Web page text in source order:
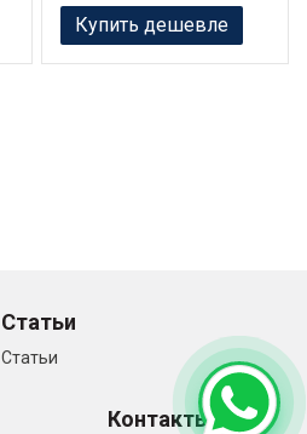
Купить дешевле
Статьи
Статьи
Контакты